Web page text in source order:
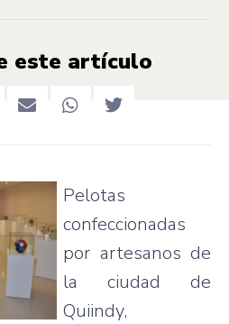
este artículo
Pelotas
confeccionadas
por artesanos de
la ciudad de
Quiindy,